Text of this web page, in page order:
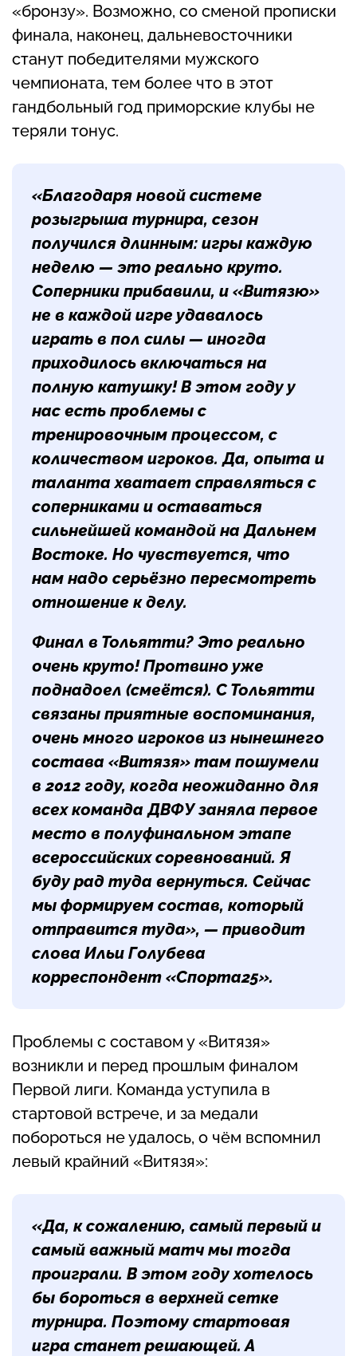
«бронзу». Возможно, со сменой прописки
финала, наконец, дальневосточники
станут победителями мужского
чемпионата, тем более что в этот
гандбольный год приморские клубы не
теряли тонус.
«Благодаря новой системе
розыгрыша турнира, сезон
получился длинным: игры каждую
неделю — это реально круто.
Соперники прибавили, и «Витязю»
не в каждой игре удавалось
играть в пол силы — иногда
приходилось включаться на
полную катушку! В этом году у
нас есть проблемы с
тренировочным процессом, с
количеством игроков. Да, опыта и
таланта хватает справляться с
соперниками и оставаться
сильнейшей командой на Дальнем
Востоке. Но чувствуется, что
нам надо серьёзно пересмотреть
отношение к делу.
Финал в Тольятти? Это реально
очень круто! Протвино уже
поднадоел (смеётся). С Тольятти
связаны приятные воспоминания,
очень много игроков из нынешнего
состава «Витязя» там пошумели
в 2012 году, когда неожиданно для
всех команда ДВФУ заняла первое
место в полуфинальном этапе
всероссийских соревнований. Я
буду рад туда вернуться. Сейчас
мы формируем состав, который
отправится туда», — приводит
слова Ильи Голубева
корреспондент «Спорта25».
Проблемы с составом у «Витязя»
возникли и перед прошлым финалом
Первой лиги. Команда уступила в
стартовой встрече, и за медали
побороться не удалось, о чём вспомнил
левый крайний «Витязя»:
«Да, к сожалению, самый первый и
самый важный матч мы тогда
проиграли. В этом году хотелось
бы бороться в верхней сетке
турнира. Поэтому стартовая
игра станет решающей. А